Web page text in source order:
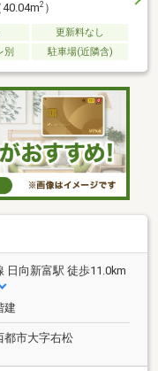
2）
更新料なし
別 駐車場(近隣含)
日向新富駅 徒歩11.0km
建
都市大字右松